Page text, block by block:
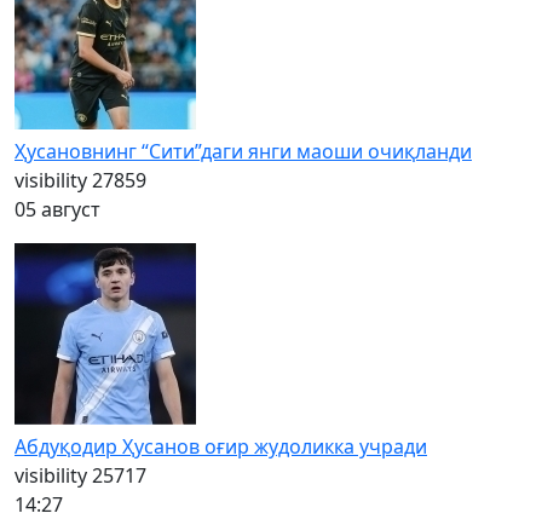
Ҳусановнинг “Сити”даги янги маоши очиқланди
visibility27859
05 август
Абдуқодир Ҳусанов оғир жудоликка учради
visibility25717
14:27